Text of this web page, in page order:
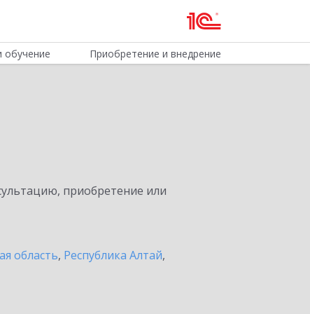
обучение Приобретение и внедрение
приобретение или
область, Республика Алтай,